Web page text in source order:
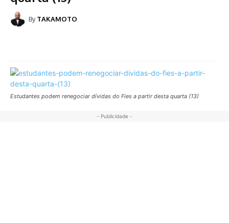
By TAKAMOTO
Estudantes podem renegociar dívidas do Fies a partir desta quarta (13)
- Publicidade -